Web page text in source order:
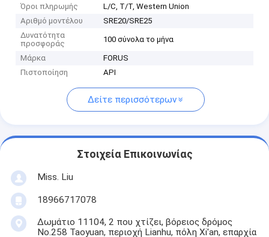
Όροι πληρωμής
L/C, T/T, Western Union
Αριθμό μοντέλου
SRE20/SRE25
Δυνατότητα
προσφοράς
100 σύνολα το μήνα
Μάρκα
FORUS
Πιστοποίηση
API
Δείτε περισσότερων
Στοιχεία Επικοινωνίας
Miss. Liu
18966717078
Δωμάτιο 11104, 2 που χτίζει, βόρειος δρόμος
No.258 Taoyuan, περιοχή Lianhu, πόλη Xi'an, επαρχία